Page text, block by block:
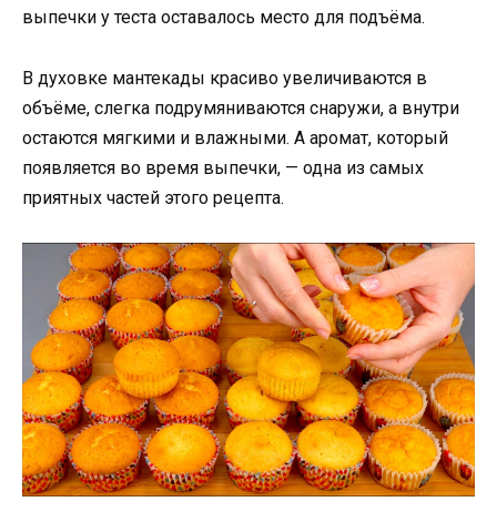
выпечки у теста оставалось место для подъёма.
В духовке мантекады красиво увеличиваются в
объёме, слегка подрумяниваются снаружи, а внутри
остаются мягкими и влажными. А аромат, который
появляется во время выпечки, — одна из самых
приятных частей этого рецепта.